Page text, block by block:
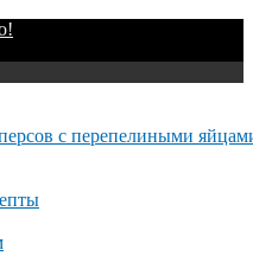
с перепелиными